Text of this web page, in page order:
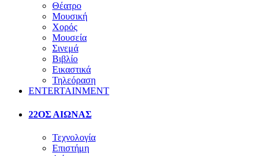
Θέατρο
Μουσική
Χορός
Μουσεία
Σινεμά
Βιβλίο
Εικαστικά
Τηλεόραση
ENTERTAINMENT
22ΟΣ ΑΙΩΝΑΣ
Τεχνολογία
Επιστήμη